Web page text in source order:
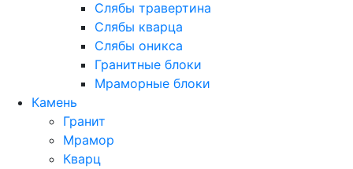
Слябы травертина
Слябы кварца
Слябы оникса
Гранитные блоки
Мраморные блоки
Камень
Гранит
Мрамор
Кварц